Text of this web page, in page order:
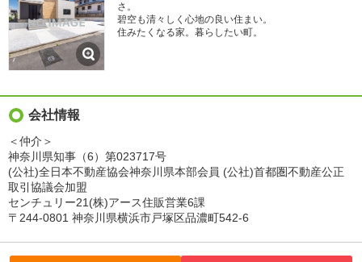
さ。
碧空も清々しく心地の良い住まい。
住みたくなる家。暮らしたい町。
会社情報
＜仲介＞
神奈川県知事（6）第023717号
(公社)全日本不動産協会神奈川県本部会員 (公社)首都圏不動産公正
取引協議会加盟
センチュリー21(株)アース住販営業6課
〒244-0801 神奈川県横浜市戸塚区品濃町542-6